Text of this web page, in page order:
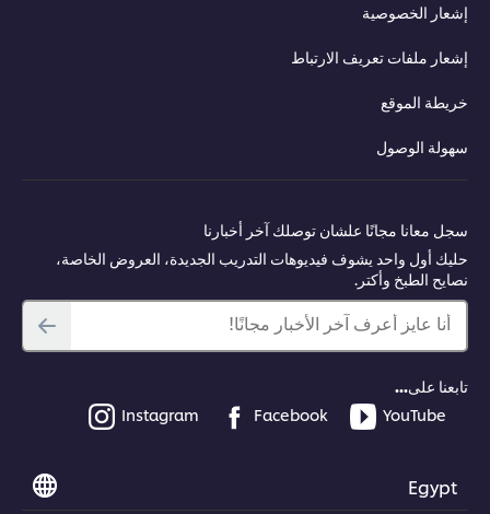
إشعار الخصوصية
إشعار ملفات تعريف الارتباط
خريطة الموقع
سهولة الوصول
سجل معانا مجانًا علشان توصلك آخر أخبارنا
حليك أول واحد يشوف فيديوهات التدريب الجديدة، العروض الخاصة،
نصايح الطبخ وأكتر.
أنا عايز أعرف آخر الأخبار مجانًا!
تابعنا على...
YouTube
Facebook
Instagram
Egypt